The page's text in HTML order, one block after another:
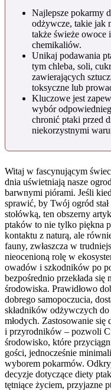
Najlepsze pokarmy
odżywcze, takie jak
także świeże
chemikaliów.
Unikaj podawania
tym chleba, soli,
zawierających
toksyczne lub
Kluczowe jest
wybór
chronić ptaki przed
niekorzystnymi
Witaj w fascynującym
dnia uświetniają nasze
barwnymi piórami. Jeśli
sprawić, by Twój ogród
stołówką, ten obszerny
ptaków to nie tylko piękna
kontaktu z naturą, ale
fauny, zwłaszcza w
nieocenioną rolę w
owadów i szkodników po
bezpośrednio przekłada
środowiska. Prawidłowo
dobrego samopoczucia,
składników odżywczych
młodych. Zastosowanie
i przyrodników – pozwoli
środowisko, które
gości, jednocześnie
wyborem pokarmów.
decyzje dotyczące diety
tętniące życiem, przyjazne